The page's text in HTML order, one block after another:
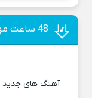
48 ساعت مهراب
آهنگ های جدید